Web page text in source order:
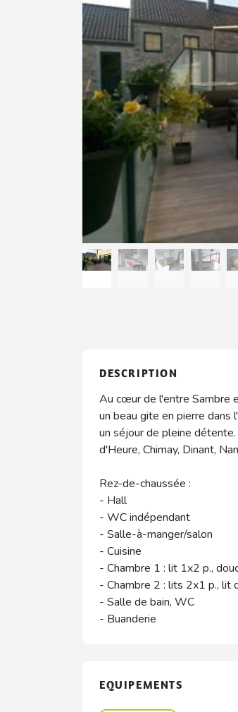
DESCRIPTION
Au cœur de l'entre Sambre
un beau gite en pierre dans
un séjour de pleine
d'Heure, Chimay, Dinant,
Rez-de-chaussée :
- Hall
- WC indépendant
- Salle-à-manger/salon
- Cuisine
- Chambre 1 : lit 1x2 p.,
- Chambre 2 : lits 2x1 p., lit
- Salle de bain, WC
- Buanderie
EQUIPEMENTS